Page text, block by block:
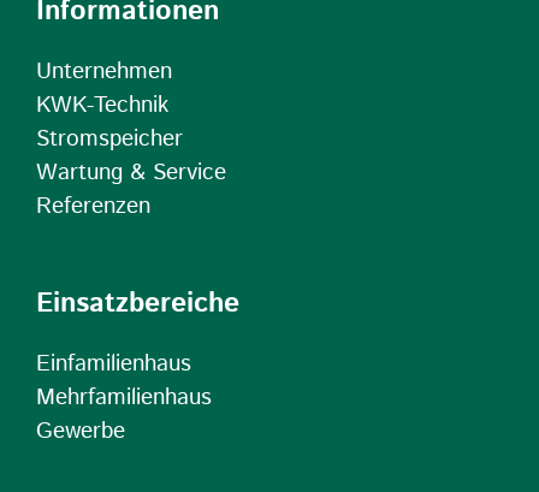
Informationen
Unternehmen
KWK-Technik
Stromspeicher
Wartung & Service
Referenzen
Einsatzbereiche
Einfamilienhaus
Mehrfamilienhaus
Gewerbe